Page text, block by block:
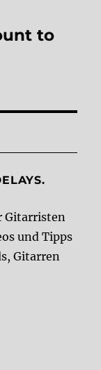
to
Gitarristen
und Tipps
Gitarren